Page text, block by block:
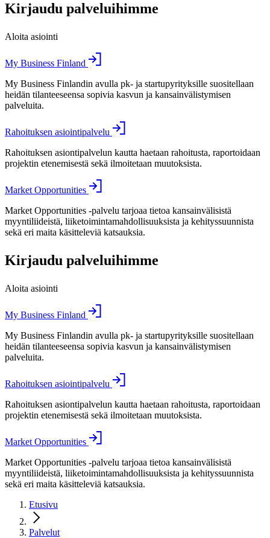
Kirjaudu palveluihimme
Aloita asiointi
My Business Finland
My Business Finlandin avulla pk- ja startupyrityksille suositellaan
heidän tilanteeseensa sopivia kasvun ja kansainvälistymisen
palveluita.
Rahoituksen asiointipalvelu
Rahoituksen asiontipalvelun kautta haetaan rahoitusta, raportoidaan
projektin etenemisestä sekä ilmoitetaan muutoksista.
Market Opportunities
Market Opportunities -palvelu tarjoaa tietoa kansainvälisistä
myyntiliideistä, liiketoimintamahdollisuuksista ja kehityssuunnista
sekä eri maita käsitteleviä katsauksia.
Kirjaudu palveluihimme
Aloita asiointi
My Business Finland
My Business Finlandin avulla pk- ja startupyrityksille suositellaan
heidän tilanteeseensa sopivia kasvun ja kansainvälistymisen
palveluita.
Rahoituksen asiointipalvelu
Rahoituksen asiontipalvelun kautta haetaan rahoitusta, raportoidaan
projektin etenemisestä sekä ilmoitetaan muutoksista.
Market Opportunities
Market Opportunities -palvelu tarjoaa tietoa kansainvälisistä
myyntiliideistä, liiketoimintamahdollisuuksista ja kehityssuunnista
sekä eri maita käsitteleviä katsauksia.
Etusivu
Palvelut